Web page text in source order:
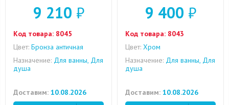
9 210 ₽
Код товара: 8045
Цвет: Бронза античная
Назначение: Для ванны, Для
душа
Доставим: 10.08.2026
9 400 ₽
Код товара: 8043
Цвет: Хром
Назначение: Для ванны, Для
душа
Доставим: 10.08.2026